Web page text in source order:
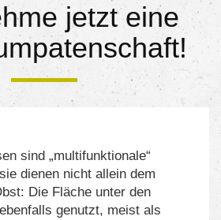
jetzt eine
sind „multifunktionale“
dienen nicht allein dem
Die Fläche unter den
genutzt, meist als